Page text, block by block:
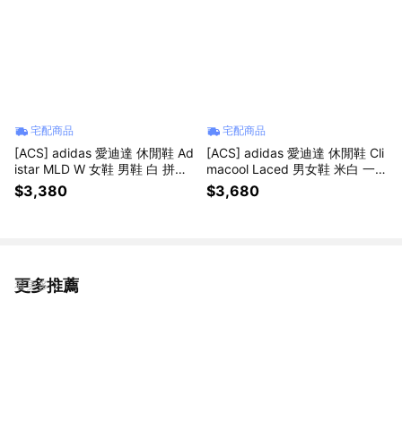
宅配商品
[ACS] adidas 愛迪達 休閒鞋 Ad
istar MLD W 女鞋 男鞋 白 拼接
緩震 KI7110
$3,380
宅配商品
[ACS] adidas 愛迪達 休閒鞋 Cli
macool Laced 男女鞋 米白 一體
成型 透氣 3D列印 KJ8968
$3,680
更多推薦
看更多